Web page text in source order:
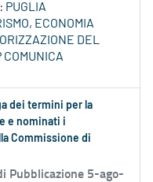
PUGLIA
ECONOMIA
DEL
COMUNICA
dei termini per la
e nominati i
Commissione di
Pubblicazione 5-ago-